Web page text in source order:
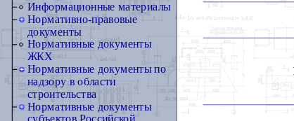
Информационные материалы
Нормативно-правовые
документы
Нормативные документы
ЖКХ
Нормативные документы по
надзору в области
строительства
Нормативные документы